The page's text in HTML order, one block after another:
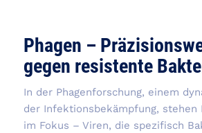
Phagen –
gegen resistente
In der Phagenforschung, einem
der Infektionsbekämpfung, stehen
im Fokus – Viren, die spezifisch